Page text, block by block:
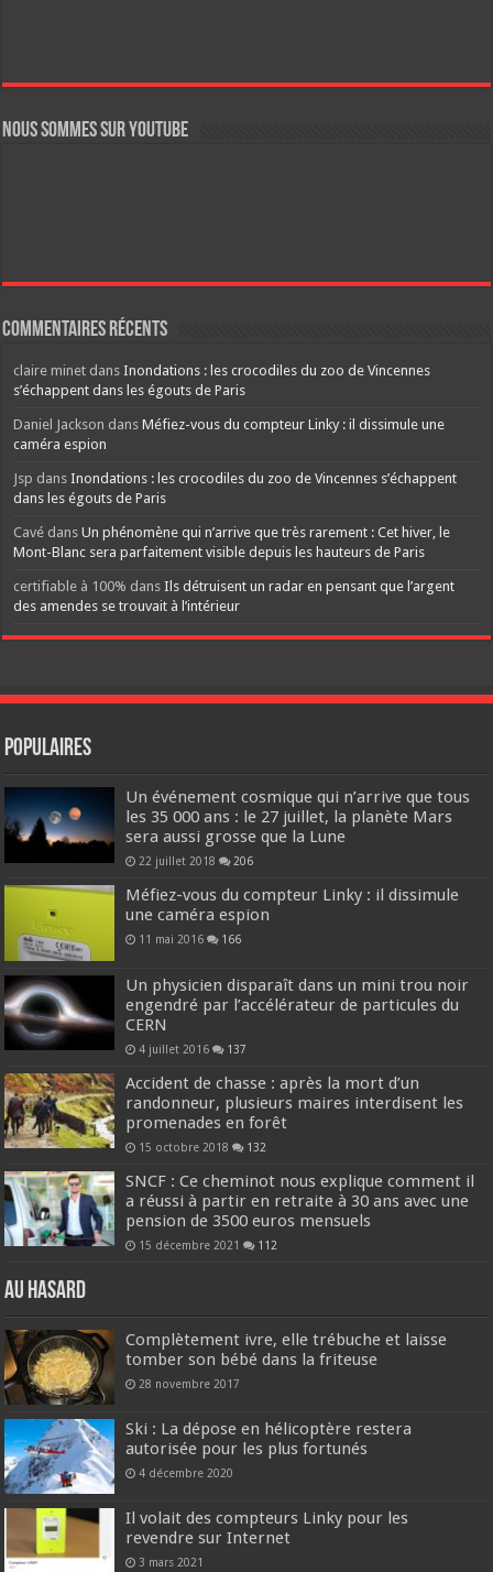
Nous sommes sur YouTube
Commentaires récents
claire minet dansInondations : les crocodiles du zoo de Vincennes
s’échappent dans les égouts de Paris
Daniel Jackson dansMéfiez-vous du compteur Linky : il dissimule une
caméra espion
Jsp dansInondations : les crocodiles du zoo de Vincennes s’échappent
dans les égouts de Paris
Cavé dansUn phénomène qui n’arrive que très rarement : Cet hiver, le
Mont-Blanc sera parfaitement visible depuis les hauteurs de Paris
certifiable à 100% dansIls détruisent un radar en pensant que l’argent
des amendes se trouvait à l’intérieur
Populaires
Un événement cosmique qui n’arrive que tous
les 35 000 ans : le 27 juillet, la planète Mars
sera aussi grosse que la Lune
22 juillet 2018 206
Méfiez-vous du compteur Linky : il dissimule
une caméra espion
11 mai 2016 166
Un physicien disparaît dans un mini trou noir
engendré par l’accélérateur de particules du
CERN
4 juillet 2016 137
Accident de chasse : après la mort d’un
randonneur, plusieurs maires interdisent les
promenades en forêt
15 octobre 2018 132
SNCF : Ce cheminot nous explique comment il
a réussi à partir en retraite à 30 ans avec une
pension de 3500 euros mensuels
15 décembre 2021 112
Au hasard
Complètement ivre, elle trébuche et laisse
tomber son bébé dans la friteuse
28 novembre 2017
Ski : La dépose en hélicoptère restera
autorisée pour les plus fortunés
4 décembre 2020
Il volait des compteurs Linky pour les
revendre sur Internet
3 mars 2021